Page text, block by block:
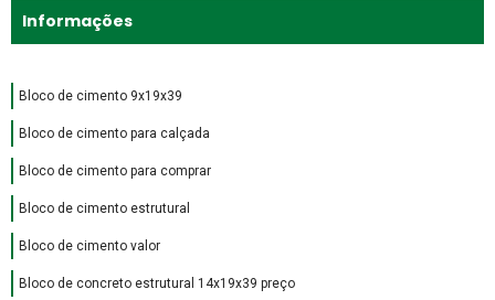
Informações
Bloco de cimento 9x19x39
Bloco de cimento para calçada
Bloco de cimento para comprar
Bloco de cimento estrutural
Bloco de cimento valor
Bloco de concreto estrutural 14x19x39 preço